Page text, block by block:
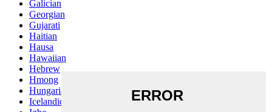
Galician
Georgian
Gujarati
Haitian
Hausa
Hawaiian
Hebrew
Hmong
Hungarian
Icelandic